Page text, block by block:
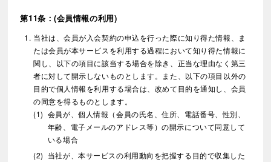
第11条：(会員情報の利用)
当社は、会員が入会契約の申込を行った際に知り得た情報、ま
たは会員が本サービスを利用する過程において知り得た情報に
関し、以下の項目に該当する場合を除き、正当な理由なく第三
者に対して開示しないものとします。また、以下の項目以外の
目的で個人情報を利用する場合は、改めて目的を通知し、会員
の同意を得るものとします。
会員が、個人情報（会員の氏名、住所、電話番号、性別、
年齢、電子メールのアドレス等）の開示について同意して
いる場合
当社が、本サービスの利用動向を把握する目的で収集した